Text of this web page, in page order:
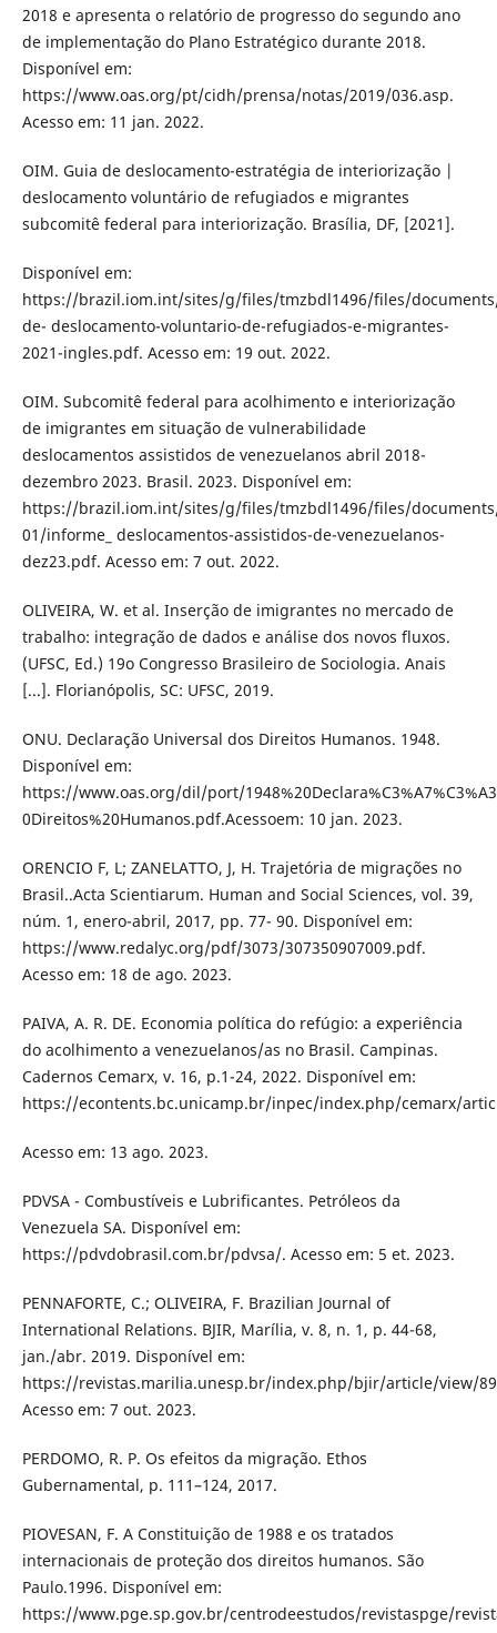
2018 e apresenta o relatório de progresso do segundo ano
de implementação do Plano Estratégico durante 2018.
Disponível em:
https://www.oas.org/pt/cidh/prensa/notas/2019/036.asp.
Acesso em: 11 jan. 2022.
OIM. Guia de deslocamento-estratégia de interiorização |
deslocamento voluntário de refugiados e migrantes
subcomitê federal para interiorização. Brasília, DF, [2021].
Disponível em:
https://brazil.iom.int/sites/g/files/tmzbdl1496/files/
de- deslocamento-voluntario-de-refugiados-e-migrantes-
2021-ingles.pdf. Acesso em: 19 out. 2022.
OIM. Subcomitê federal para acolhimento e interiorização
de imigrantes em situação de vulnerabilidade
deslocamentos assistidos de venezuelanos abril 2018-
dezembro 2023. Brasil. 2023. Disponível em:
https://brazil.iom.int/sites/g/files/tmzbdl1496/files/
01/informe_ deslocamentos-assistidos-de-venezuelanos-
dez23.pdf. Acesso em: 7 out. 2022.
OLIVEIRA, W. et al. Inserção de imigrantes no mercado de
trabalho: integração de dados e análise dos novos fluxos.
(UFSC, Ed.) 19o Congresso Brasileiro de Sociologia. Anais
[...]. Florianópolis, SC: UFSC, 2019.
ONU. Declaração Universal dos Direitos Humanos. 1948.
Disponível em:
https://www.oas.org/dil/port/
0Direitos%20Humanos.pdf.Acessoem: 10 jan. 2023.
ORENCIO F, L; ZANELATTO, J, H. Trajetória de migrações no
Brasil..Acta Scientiarum. Human and Social Sciences, vol. 39,
núm. 1, enero-abril, 2017, pp. 77- 90. Disponível em:
https://www.redalyc.org/pdf/3073/307350907009.pdf.
Acesso em: 18 de ago. 2023.
PAIVA, A. R. DE. Economia política do refúgio: a experiência
do acolhimento a venezuelanos/as no Brasil. Campinas.
Cadernos Cemarx, v. 16, p.1-24, 2022. Disponível em:
https://econtents.bc.unicamp.br/inpec/index.php/cemarx/
Acesso em: 13 ago. 2023.
PDVSA - Combustíveis e Lubrificantes. Petróleos da
Venezuela SA. Disponível em:
https://pdvdobrasil.com.br/pdvsa/. Acesso em: 5 et. 2023.
PENNAFORTE, C.; OLIVEIRA, F. Brazilian Journal of
International Relations. BJIR, Marília, v. 8, n. 1, p. 44-68,
jan./abr. 2019. Disponível em:
https://revistas.marilia.unesp.br/index.php/bjir/article/view/
Acesso em: 7 out. 2023.
PERDOMO, R. P. Os efeitos da migração. Ethos
Gubernamental, p. 111–124, 2017.
PIOVESAN, F. A Constituição de 1988 e os tratados
internacionais de proteção dos direitos humanos. São
Paulo.1996. Disponível em:
https://www.pge.sp.gov.br/centrodeestudos/revistaspge/